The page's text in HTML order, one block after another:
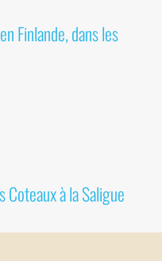
Finlande, dans les
Coteaux à la Saligue